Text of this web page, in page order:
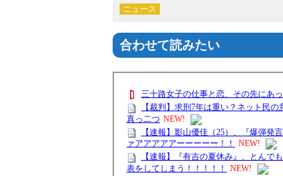
ニュース
合わせて読みたい